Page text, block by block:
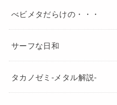
べビメタだらけの・・・
サーフな日和
タカノゼミ-メタル解説-